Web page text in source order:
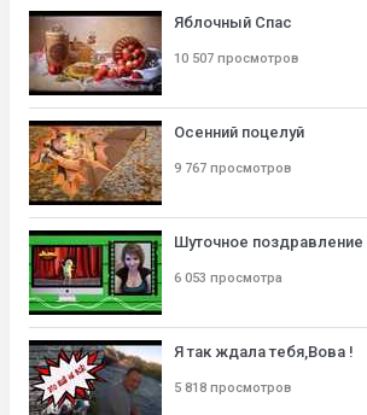
Яблочный Спас
10 507 просмотров
Осенний поцелуй
9 767 просмотров
Шуточное поздравление
6 053 просмотра
Я так ждала тебя,Вова !
5 818 просмотров